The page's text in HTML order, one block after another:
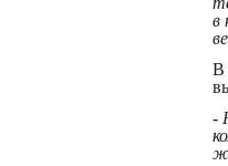
в
В
-